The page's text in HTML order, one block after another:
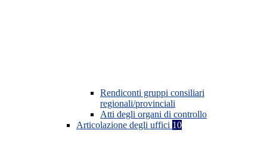
Rendiconti gruppi consiliari
regionali/provinciali
Atti degli organi di controllo
Articolazione degli uffici 10